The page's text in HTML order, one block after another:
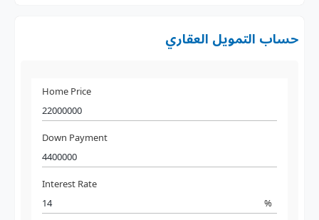
حساب التمويل العقاري
Home Price
Down Payment
Interest Rate
%